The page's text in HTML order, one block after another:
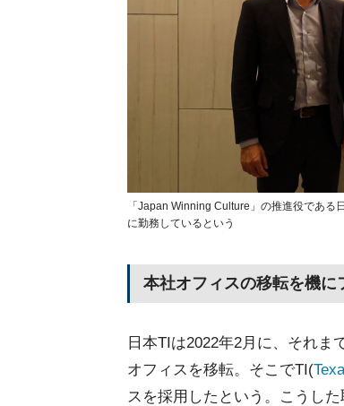
「Japan Winning Culture」の推進役である
に勤務しているという
本社オフィスの移転を機に
日本TIは2022年2月に、それ
オフィスを移転。そこでTI(
スを採用したという。こうし